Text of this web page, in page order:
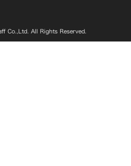
Co.,Ltd. All Rights Reserved.